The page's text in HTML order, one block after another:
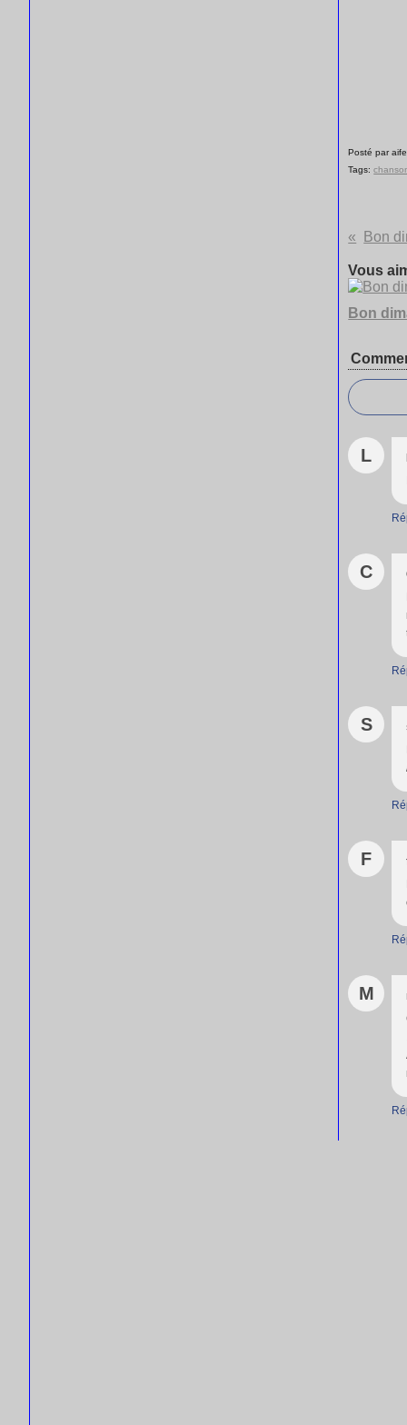
Posté par
Tags:
Bon
Vous
Bon
L
C
S
F
M